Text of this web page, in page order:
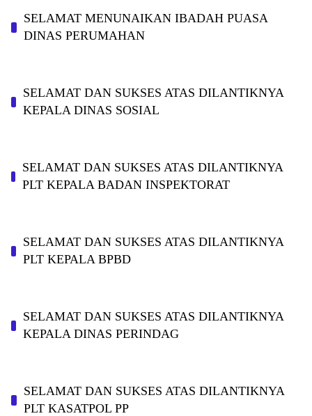
SELAMAT MENUNAIKAN IBADAH PUASA
DINAS PERUMAHAN
SELAMAT DAN SUKSES ATAS DILANTIKNYA
KEPALA DINAS SOSIAL
SELAMAT DAN SUKSES ATAS DILANTIKNYA
PLT KEPALA BADAN INSPEKTORAT
SELAMAT DAN SUKSES ATAS DILANTIKNYA
PLT KEPALA BPBD
SELAMAT DAN SUKSES ATAS DILANTIKNYA
KEPALA DINAS PERINDAG
SELAMAT DAN SUKSES ATAS DILANTIKNYA
PLT KASATPOL PP